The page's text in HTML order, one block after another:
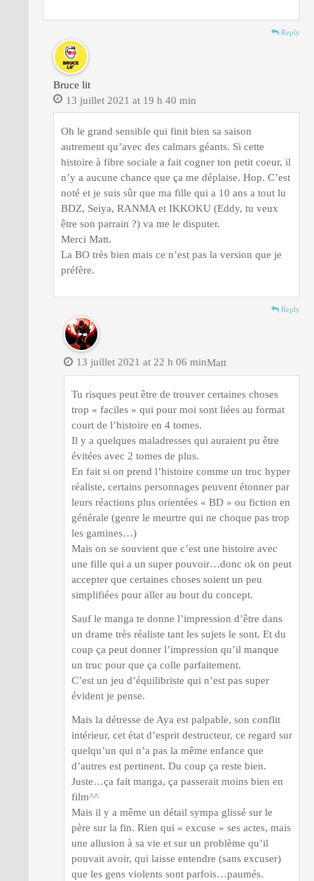
Reply
Bruce lit
13 juillet 2021 at 19 h 40 min
Oh le grand sensible qui finit bien sa saison
autrement qu’avec des calmars géants. Si cette
histoire à fibre sociale a fait cogner ton petit coeur, il
n’y a aucune chance que ça me déplaise. Hop. C’est
noté et je suis sûr que ma fille qui a 10 ans a tout lu
BDZ, Seiya, RANMA et IKKOKU (Eddy, tu veux
être son parrain ?) va me le disputer.
Merci Matt.
La BO très bien mais ce n’est pas la version que je
préfère.
Reply
Matt
13 juillet 2021 at 22 h 06 min
Tu risques peut être de trouver certaines choses
trop « faciles » qui pour moi sont liées au format
court de l’histoire en 4 tomes.
Il y a quelques maladresses qui auraient pu être
évitées avec 2 tomes de plus.
En fait si on prend l’histoire comme un truc hyper
réaliste, certains personnages peuvent étonner par
leurs réactions plus orientées « BD » ou fiction en
générale (genre le meurtre qui ne choque pas trop
les gamines…)
Mais on se souvient que c’est une histoire avec
une fille qui a un super pouvoir…donc ok on peut
accepter que certaines choses soient un peu
simplifiées pour aller au bout du concept.
Sauf le manga te donne l’impression d’être dans
un drame très réaliste tant les sujets le sont. Et du
coup ça peut donner l’impression qu’il manque
un truc pour que ça colle parfaitement.
C’est un jeu d’équilibriste qui n’est pas super
évident je pense.
Mais la détresse de Aya est palpable, son conflit
intérieur, cet état d’esprit destructeur, ce regard sur
quelqu’un qui n’a pas la même enfance que
d’autres est pertinent. Du coup ça reste bien.
Juste…ça fait manga, ça passerait moins bien en
film^^
Mais il y a même un détail sympa glissé sur le
père sur la fin. Rien qui « excuse » ses actes, mais
une allusion à sa vie et sur un problème qu’il
pouvait avoir, qui laisse entendre (sans excuser)
que les gens violents sont parfois…paumés.